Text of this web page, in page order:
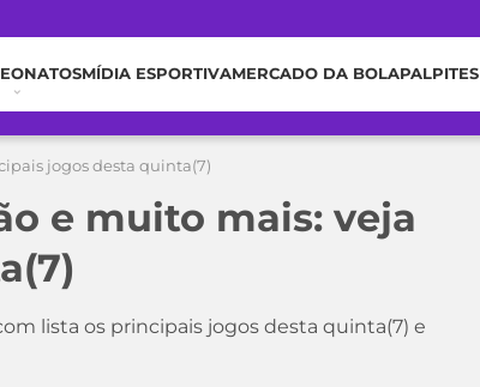
MÍDIA ESPORTIVAMERCADO DA BOLAPALPITES
jogos desta quinta(7)
e muito mais: veja
lista os principais jogos desta quinta(7) e